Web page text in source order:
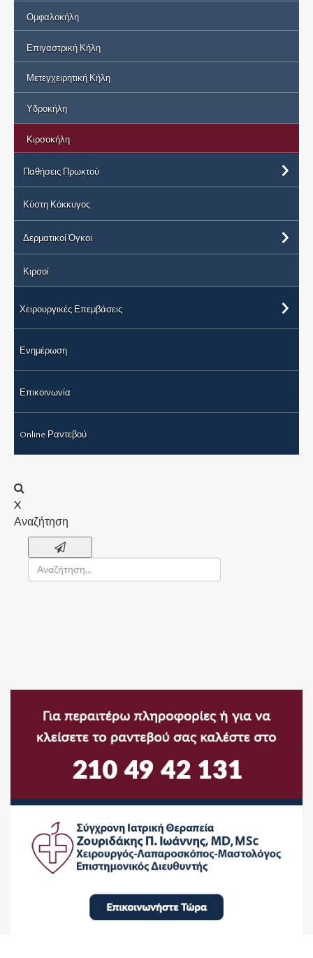
Ομφαλοκήλη
Επιγαστρική Κήλη
Μετεγχειρητική Κήλη
Υδροκήλη
Κιρσοκήλη
Παθήσεις Πρωκτού
Κύστη Κόκκυγος
Δερματικοί Όγκοι
Κιρσοί
Χειρουργικές Επεμβάσεις
Ενημέρωση
Επικοινωνία
Online Ραντεβού
X
Αναζήτηση